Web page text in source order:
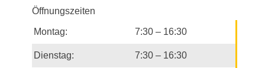
Öffnungszeiten
Montag: 7:30 – 16:30
Dienstag: 7:30 – 16:30